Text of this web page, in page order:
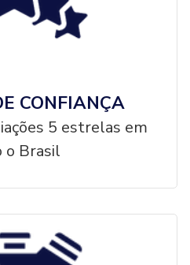
CONFIANÇA
5 estrelas em
o Brasil